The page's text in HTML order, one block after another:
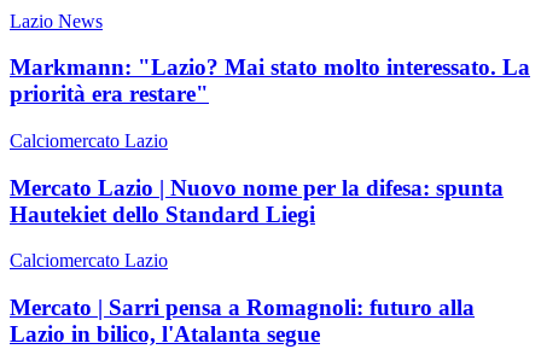
Lazio News
Markmann: "Lazio? Mai stato molto interessato. La
priorità era restare"
Calciomercato Lazio
Mercato Lazio | Nuovo nome per la difesa: spunta
Hautekiet dello Standard Liegi
Calciomercato Lazio
Mercato | Sarri pensa a Romagnoli: futuro alla
Lazio in bilico, l'Atalanta segue